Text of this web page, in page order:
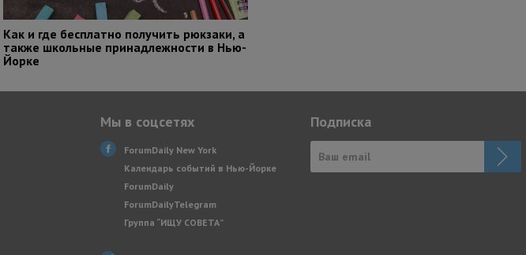
Как и где бесплатно получить рюкзаки, а
также школьные принадлежности в Нью-
Йорке
Мы в соцсетях
ForumDaily New York
Календарь событий в Нью-Йорке
ForumDaily
ForumDailyTelegram
Группа “ИЩУ СОВЕТА”
Подписка